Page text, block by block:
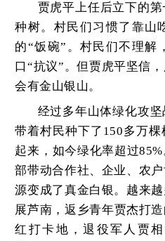
贾虎平上任后立下的
种树。村民们习惯了靠山
的“饭碗”。村民们不理解
口“抗议”。但贾虎平坚信
会有金山银山。
经过多年山体绿化攻
带着村民种下了150多万
起来，如今绿化率超过
部带动合作社、企业、农
源变成了真金白银。越来
展芦南，返乡青年贾杰打
红打卡地，退役军人贾